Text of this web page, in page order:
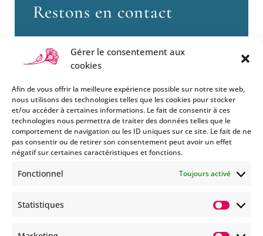
Gérer le consentement aux
cookies
Afin de vous offrir la meilleure expérience possible sur notre site web,
nous utilisons des technologies telles que les cookies pour stocker
et/ou accéder à certaines informations. Le fait de consentir à ces
technologies nous permettra de traiter des données telles que le
comportement de navigation ou les ID uniques sur ce site. Le fait de ne
pas consentir ou de retirer son consentement peut avoir un effet
négatif sur certaines caractéristiques et fonctions.
Fonctionnel Toujours activé
Statistiques
Restons en contact
Si vous souhaitez être informés
des nouveautés et évènements
que nous organisons
abonnez-vous à notre
de nos MMS.